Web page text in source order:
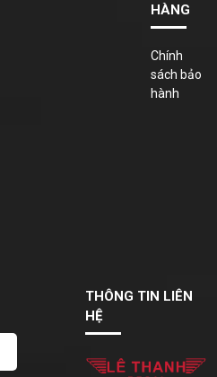
HÀNG
Chính
sách bảo
hành
THÔNG TIN LIÊN
HỆ